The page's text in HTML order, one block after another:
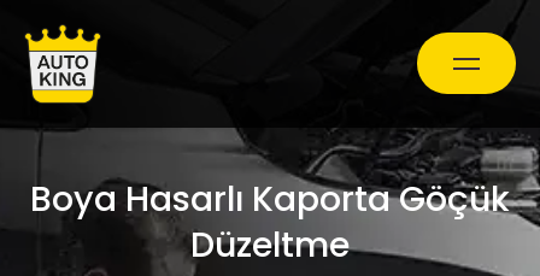
Araç Bakım ve Onarım
Oto Ekspertiz Hizmetleri
Boya Hasarlı Kaporta Göçük
Düzeltme